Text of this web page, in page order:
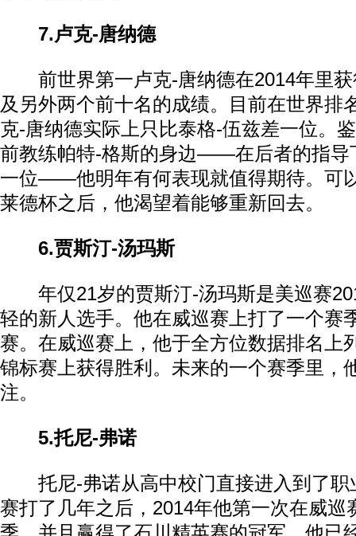
7.卢克-唐纳德
前世界第一卢克-唐纳德在2014年里获
及另外两个前十名的成绩。目前在世界排
克-唐纳德实际上只比泰格-伍兹差一位。
前教练帕特-格斯的身边——在后者的指导
一位——他明年有何表现就值得期待。可
莱德杯之后，他渴望着能够重新回去。
6.贾斯汀-汤玛斯
年仅21岁的贾斯汀-汤玛斯是美巡赛
轻的新人选手。他在威巡赛上打了一个赛
赛。在威巡赛上，他于全方位数据排名上
锦标赛上获得胜利。未来的一个赛季里，
注。
5.托尼-弗诺
托尼-弗诺从高中校门直接进入到了职
赛打了几年之后，2014年他第一次在威巡